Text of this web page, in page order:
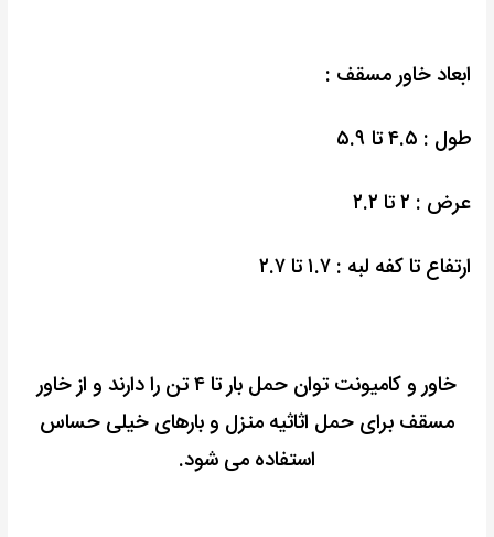
ابعاد خاور مسقف :
طول : ۴.۵ تا ۵.۹
عرض : ۲ تا ۲.۲
ارتفاع تا کفه لبه : ۱.۷ تا ۲.۷
خاور و کامیونت توان حمل بار تا ۴ تن را دارند و از خاور
مسقف برای حمل اثاثیه منزل و بارهای خیلی حساس
استفاده می شود.